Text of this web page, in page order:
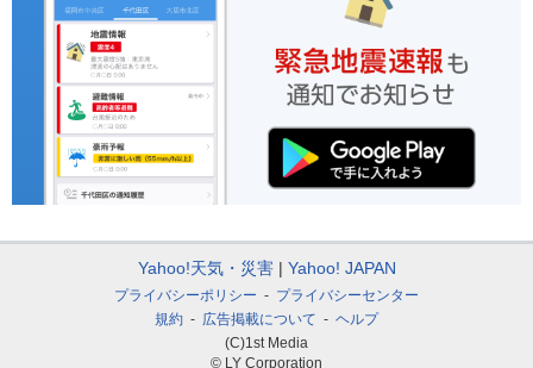
Yahoo!天気・災害 Yahoo! JAPAN
プライバシーポリシー
プライバシーセンター
規約
広告掲載について
ヘルプ
(C)1st Media
© LY Corporation